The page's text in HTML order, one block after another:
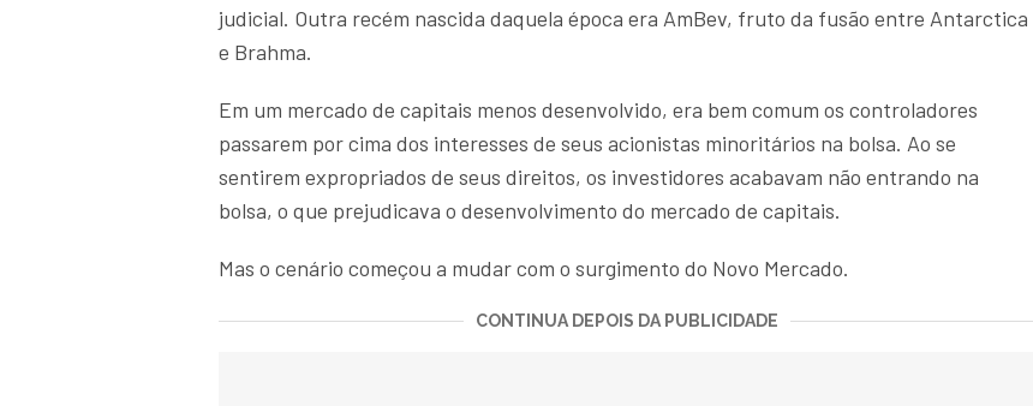
judicial. Outra recém nascida daquela época era AmBev, fruto da fusão entre Antarctica
e Brahma.
Em um mercado de capitais menos desenvolvido, era bem comum os controladores
passarem por cima dos interesses de seus acionistas minoritários na bolsa. Ao se
sentirem expropriados de seus direitos, os investidores acabavam não entrando na
bolsa, o que prejudicava o desenvolvimento do mercado de capitais.
Mas o cenário começou a mudar com o surgimento do Novo Mercado.
CONTINUA DEPOIS DA PUBLICIDADE